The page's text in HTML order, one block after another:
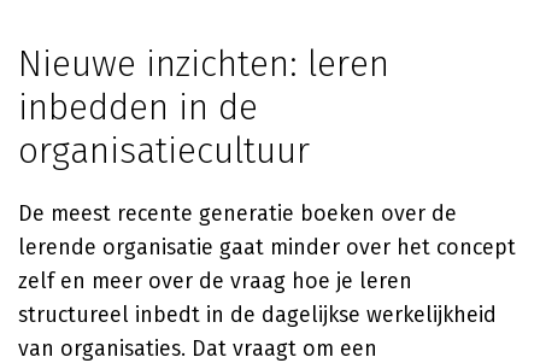
Nieuwe inzichten: leren
inbedden in de
organisatiecultuur
De meest recente generatie boeken over de
lerende organisatie gaat minder over het concept
zelf en meer over de vraag hoe je leren
structureel inbedt in de dagelijkse werkelijkheid
van organisaties. Dat vraagt om een